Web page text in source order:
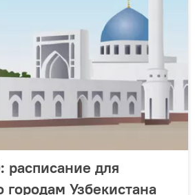
расписание для
городам Узбекистана